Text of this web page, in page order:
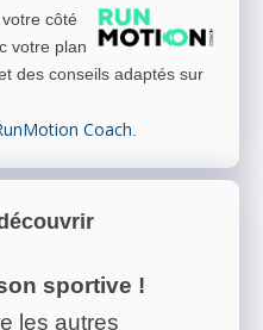
côté
votre plan
des conseils adaptés sur
Coach.
sportive !
les autres